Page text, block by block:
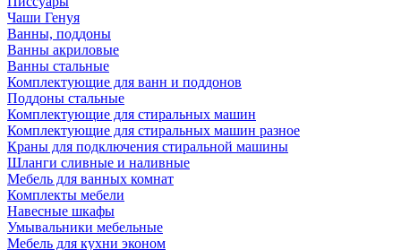
Чаши Генуя
Ванны, поддоны
Ванны акриловые
Ванны стальные
Комплектующие для ванн и поддонов
Поддоны стальные
Комплектующие для стиральных машин
Комплектующие для стиральных машин разное
Краны для подключения стиральной машины
Шланги сливные и наливные
Мебель для ванных комнат
Комплекты мебели
Навесные шкафы
Умывальники мебельные
Мебель для кухни эконом